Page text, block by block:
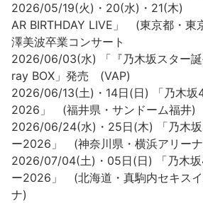
2026/05/19(火)・20(水)・21(木)
AR BIRTHDAY LIVE」 (東京都・
澤美波卒業コンサート
2026/06/03(水) 「『乃木坂スター
ray BOX」発売 (VAP)
2026/06/13(土)・14日(日) 「乃木坂
2026」 (福井県・サンドーム福井)
2026/06/24(水)・25日(木) 「乃木
ー2026」 (神奈川県・横浜アリー
2026/07/04(土)・05日(日) 「乃木
ー2026」 (北海道・真駒内セキス
ナ)